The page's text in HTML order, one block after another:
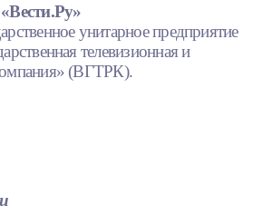
унитарное предприятие
телевизионная и
(ВГТРК).